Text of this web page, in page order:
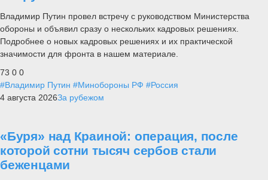
Владимир Путин провел встречу с руководством Министерства
обороны и объявил сразу о нескольких кадровых решениях.
Подробнее о новых кадровых решениях и их практической
значимости для фронта в нашем материале.
73 0 0
#Владимир Путин #Минобороны РФ #Россия
4 августа 2026За рубежом
«Буря» над Краиной: операция, после
которой сотни тысяч сербов стали
беженцами